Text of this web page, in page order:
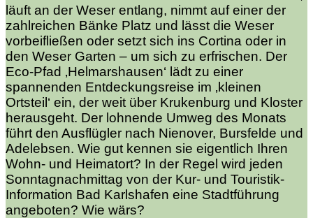
läuft an der Weser entlang, nimmt auf einer der
zahlreichen Bänke Platz und lässt die Weser
vorbeifließen oder setzt sich ins Cortina oder in
den Weser Garten – um sich zu erfrischen. Der
Eco-Pfad ‚Helmarshausen‘ lädt zu einer
spannenden Entdeckungsreise im ‚kleinen
Ortsteil‘ ein, der weit über Krukenburg und Kloster
herausgeht. Der lohnende Umweg des Monats
führt den Ausflügler nach Nienover, Bursfelde und
Adelebsen. Wie gut kennen sie eigentlich Ihren
Wohn- und Heimatort? In der Regel wird jeden
Sonntagnachmittag von der Kur- und Touristik-
Information Bad Karlshafen eine Stadtführung
angeboten? Wie wärs?